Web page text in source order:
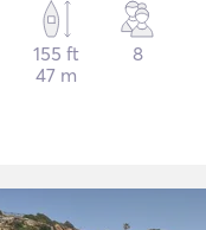
155 ft
47 m
8